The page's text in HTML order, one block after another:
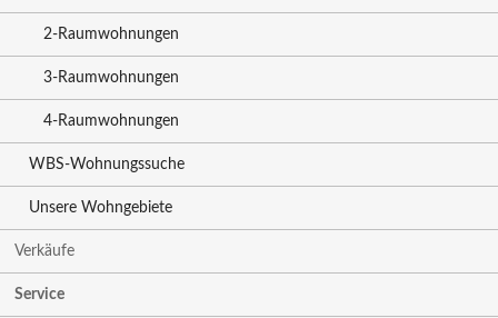
2-Raumwohnungen
3-Raumwohnungen
4-Raumwohnungen
WBS-Wohnungssuche
Unsere Wohngebiete
Verkäufe
Service